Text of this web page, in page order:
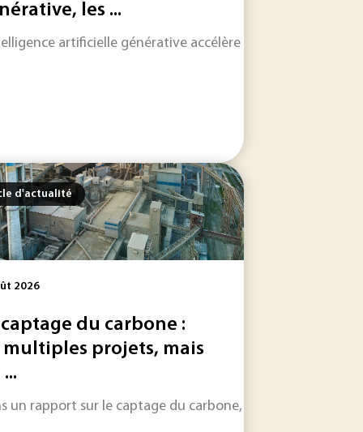
sobriété. Cette ambition se heurte toutefois à une...
toujours plus riche, Techniques de l'Ingénieur s'associe
les ...
artificielle générative accélère la production de
les jours et les semaines à venir.
à la décision, l’intelligence artificielle s’intègre désormais
d'actualité
2026
captage du carbone :
multiples projets, mais
un rapport sur le captage du carbone, LeadIT, une